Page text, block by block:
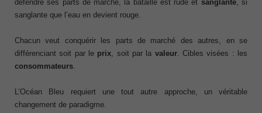
défendre ses parts de marché, la bataille est rude et sanglante, si
sanglante que l’eau en devient rouge.
Chacun veut conquérir les parts de marché des autres, en se
différenciant soit par le prix, soit par la valeur. Cibles visées : les
consommateurs.
L’Océan Bleu requiert une tout autre approche, un véritable
changement de paradigme.